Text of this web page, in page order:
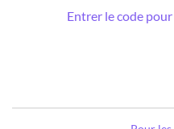
Entrer le code